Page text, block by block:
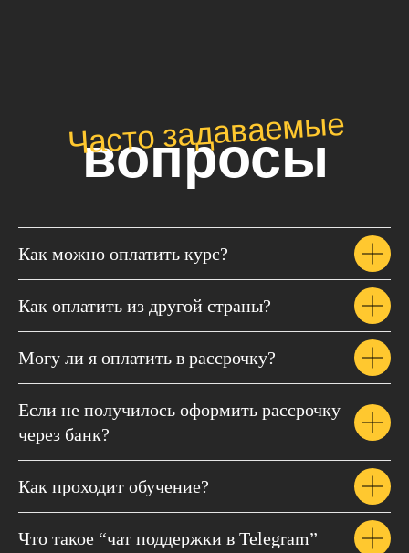
вопросы
Часто задаваемые
Как можно оплатить курс?
Как оплатить из другой страны?
Могу ли я оплатить в рассрочку?
Если не получилось оформить рассрочку
через банк?
Как проходит обучение?
Что такое “чат поддержки в Telegram”